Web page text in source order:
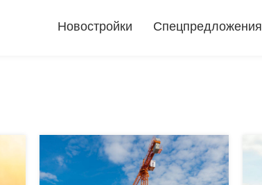
Новостройки Спецпредложения